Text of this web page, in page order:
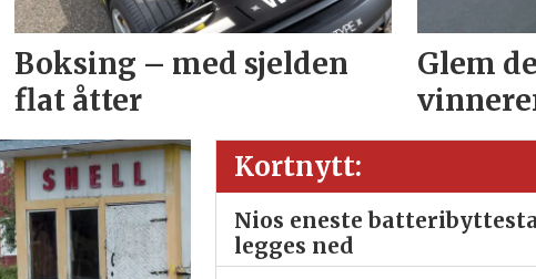
Boksing – med sjelden
flat åtter
Glem
Kortnytt:
Nios eneste
legges ned